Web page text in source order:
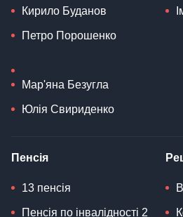
Кирило Буданов
Петро Порошенко
Мар'яна Безугла
Юлія Свириденко
Пенсія
13 пенсія
Пенсія по інвалідності 2